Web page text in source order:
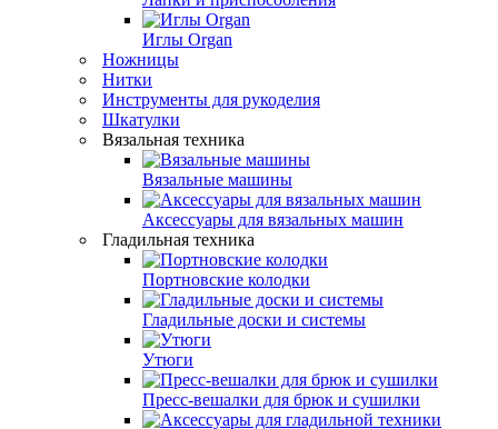
Иглы Organ
Ножницы
Нитки
Инструменты для рукоделия
Шкатулки
Вязальная техника
Вязальные машины
Аксессуары для вязальных машин
Гладильная техника
Портновские колодки
Гладильные доски и системы
Утюги
Пресс-вешалки для брюк и сушилки